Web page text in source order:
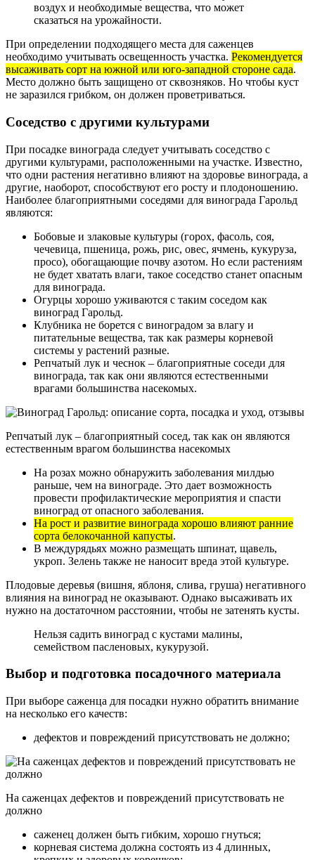
воздух и необходимые вещества, что может
сказаться на урожайности.
При определении подходящего места для саженцев
необходимо учитывать освещенность участка. Рекомендуется
высаживать сорт на южной или юго-западной стороне сада.
Место должно быть защищено от сквозняков. Но чтобы куст
не заразился грибком, он должен проветриваться.
Соседство с другими культурами
При посадке винограда следует учитывать соседство с
другими культурами, расположенными на участке. Известно,
что одни растения негативно влияют на здоровье винограда, а
другие, наоборот, способствуют его росту и плодоношению.
Наиболее благоприятными соседями для винограда Гарольд
являются:
Бобовые и злаковые культуры (горох, фасоль, соя,
чечевица, пшеница, рожь, рис, овес, ячмень, кукуруза,
просо), обогащающие почву азотом. Но если растениям
не будет хватать влаги, такое соседство станет опасным
для винограда.
Огурцы хорошо уживаются с таким соседом как
виноград Гарольд.
Клубника не борется с виноградом за влагу и
питательные вещества, так как размеры корневой
системы у растений разные.
Репчатый лук и чеснок – благоприятные соседи для
винограда, так как они являются естественными
врагами большинства насекомых.
Репчатый лук – благоприятный сосед, так как он являются
естественным врагом большинства насекомых
На розах можно обнаружить заболевания милдью
раньше, чем на винограде. Это дает возможность
провести профилактические мероприятия и спасти
виноград от опасного заболевания.
На рост и развитие винограда хорошо влияют ранние
сорта белокочанной капусты.
В междурядьях можно размещать шпинат, щавель,
укроп. Зелень также не наносит вреда этой культуре.
Плодовые деревья (вишня, яблоня, слива, груша) негативного
влияния на виноград не оказывают. Однако высаживать их
нужно на достаточном расстоянии, чтобы не затенять кусты.
Нельзя садить виноград с кустами малины,
семейством пасленовых, кукурузой.
Выбор и подготовка посадочного материала
При выборе саженца для посадки нужно обратить внимание
на несколько его качеств:
дефектов и повреждений присутствовать не должно;
На саженцах дефектов и повреждений присутствовать не
должно
саженец должен быть гибким, хорошо гнуться;
корневая система должна состоять из 4 длинных,